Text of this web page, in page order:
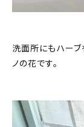
洗面所にもハーブ
ノの花です。